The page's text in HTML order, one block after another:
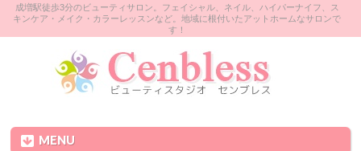
成増駅徒歩3分のビューティサロン。フェイシャル、ネイル、ハイパーナイフ、ス
キンケア・メイク・カラーレッスンなど。地域に根付いたアットホームなサロンで
す！
MENU